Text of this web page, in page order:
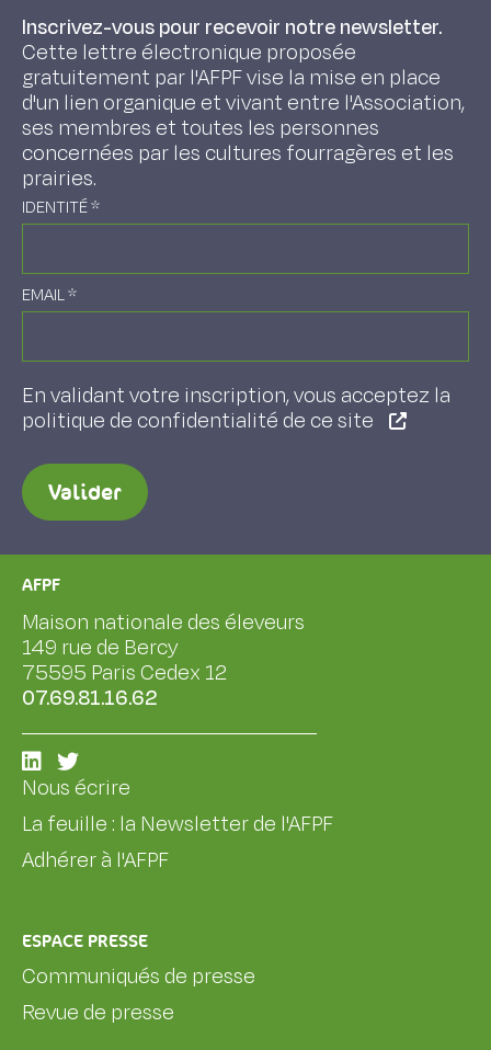
Inscrivez-vous pour recevoir notre newsletter.
Cette lettre électronique proposée
gratuitement par l'AFPF vise la mise en place
d'un lien organique et vivant entre l'Association,
ses membres et toutes les personnes
concernées par les cultures fourragères et les
prairies.
IDENTITÉ*
EMAIL*
En validant votre inscription, vous acceptez la
politique de confidentialité de ce site
Valider
AFPF
Maison nationale des éleveurs
149 rue de Bercy
75595 Paris Cedex 12
07.69.81.16.62
Nous écrire
La feuille : la Newsletter de l'AFPF
Adhérer à l'AFPF
ESPACE PRESSE
Communiqués de presse
Revue de presse